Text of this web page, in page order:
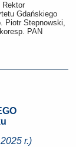
Rektor
Gdańskiego
Piotr Stepnowski,
PAN
r.)